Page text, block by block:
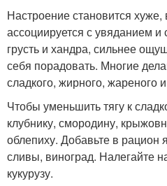
Настроение становится
ассоциируется с увяданием
грусть и хандра, сильнее
себя порадовать. Многие
сладкого, жирного, жареного
Чтобы уменьшить тягу к
клубнику, смородину,
облепиху. Добавьте в рацион
сливы, виноград. Налегайте
кукурузу.